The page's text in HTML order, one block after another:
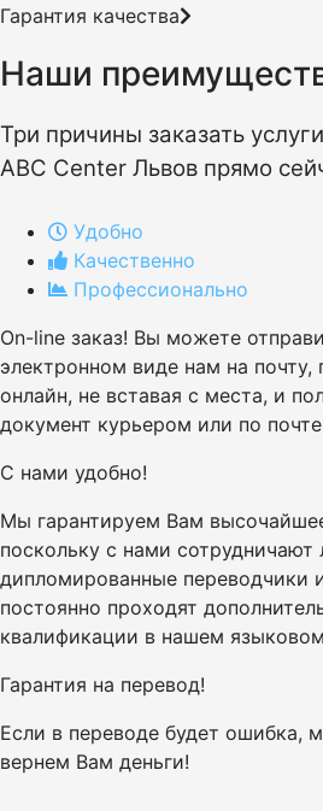
Гарантия качества
Наши
Три причины заказать
ABC Center Львов прямо
Удобно
Качественно
Профессионально
On-line заказ! Вы можете
электронном виде нам на почту,
онлайн, не вставая с места, и
документ курьером или по
С нами удобно!
Мы гарантируем Вам
поскольку с нами сотрудничают
дипломированные переводчики
постоянно проходят
квалификации в нашем языковом
Гарантия на перевод!
Если в переводе будет ошибка,
вернем Вам деньги!